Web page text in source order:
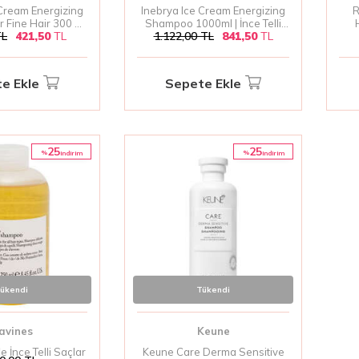
Energizing
Fine Hair 300 ml
Saçlar İçin
421,50TL
Ekle
Inebrya Ice Cream Energizing
Shampoo 1000ml | İnce Telli
Saçlar İçin Canlandırıcı
1.122,00TL 841,50TL
Sepete Ekle
%25i̇ndirim
İnce Telli Saçlar
%25i̇ndirim
Tükendi
Keune
Keune Care Derma Sensitive